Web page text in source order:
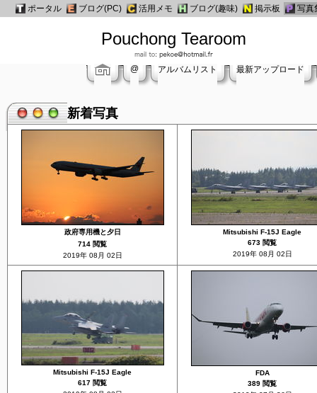
Pouchong Tearoom
@ アルバムリスト 最新アップロード
新着写真
政府専用機と夕日
714 閲覧
2019年 08月 02日
Mitsubishi F-15J Eagle
673 閲覧
2019年 08月 02日
Mitsubishi F-15J Eagle
617 閲覧
FDA
389 閲覧
ポータル ブログ(PC) 活用メモ ブログ(趣味) 掲示板 写真